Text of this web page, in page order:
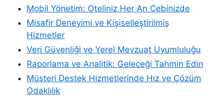
Mobil Yönetim: Oteliniz Her An Cebinizde
Misafir Deneyimi ve Kişiselleştirilmiş
Hizmetler
Veri Güvenliği ve Yerel Mevzuat Uyumluluğu
Raporlama ve Analitik: Geleceği Tahmin Edin
Müşteri Destek Hizmetlerinde Hız ve Çözüm
Odaklılık